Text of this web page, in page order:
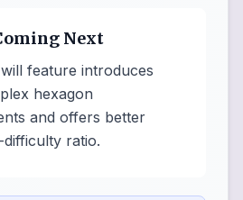
Next
feature introduces
hexagon
and offers better
ratio.